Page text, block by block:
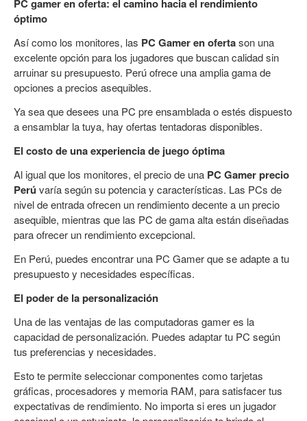
PC gamer en oferta: el camino hacia el rendimiento
óptimo
Así como los monitores, las PC Gamer en ofertason una
excelente opción para los jugadores que buscan calidad sin
arruinar su presupuesto. Perú ofrece una amplia gama de
opciones a precios asequibles.
Ya sea que desees una PC pre ensamblada o estés dispuesto
a ensamblar la tuya, hay ofertas tentadoras disponibles.
El costo de una experiencia de juego óptima
Al igual que los monitores, el precio de una PC Gamer precio
Perú varía según su potencia y características. Las PCs de
nivel de entrada ofrecen un rendimiento decente a un precio
asequible, mientras que las PC de gama alta están diseñadas
para ofrecer un rendimiento excepcional.
En Perú, puedes encontrar una PC Gamer que se adapte a tu
presupuesto y necesidades específicas.
El poder de la personalización
Una de las ventajas de las computadoras gamer es la
capacidad de personalización. Puedes adaptar tu PC según
tus preferencias y necesidades.
Esto te permite seleccionar componentes como tarjetas
gráficas, procesadores y memoria RAM, para satisfacer tus
expectativas de rendimiento. No importa si eres un jugador